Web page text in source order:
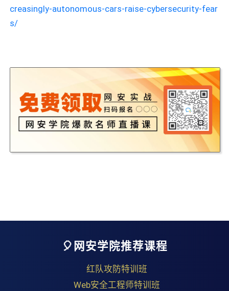
creasingly-autonomous-cars-raise-cybersecurity-fear
s/
🎈网安学院推荐课程
红队攻防特训班
Web安全工程师特训班